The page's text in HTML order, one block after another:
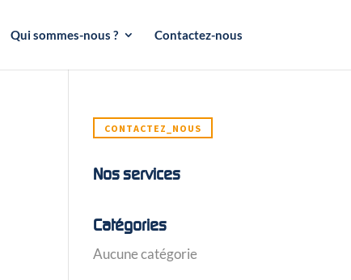
Qui sommes-nous ? Contactez-nous
CONTACTEZ_NOUS
Nos services
Catégories
Aucune catégorie